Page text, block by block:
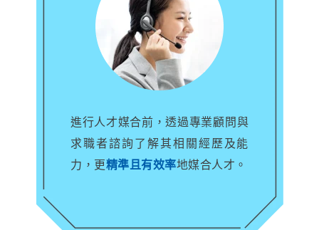
進行人才媒合前，透過專業顧問與
求職者諮詢了解其相關經歷及能
力，更精準且有效率地媒合人才。